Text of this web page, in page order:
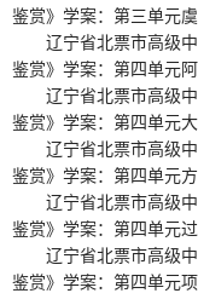
鉴赏》学案：第三单元
辽宁省北票市高级中
鉴赏》学案：第四单元
辽宁省北票市高级中
鉴赏》学案：第四单元
辽宁省北票市高级中
鉴赏》学案：第四单元
辽宁省北票市高级中
鉴赏》学案：第四单元
辽宁省北票市高级中
鉴赏》学案：第四单元